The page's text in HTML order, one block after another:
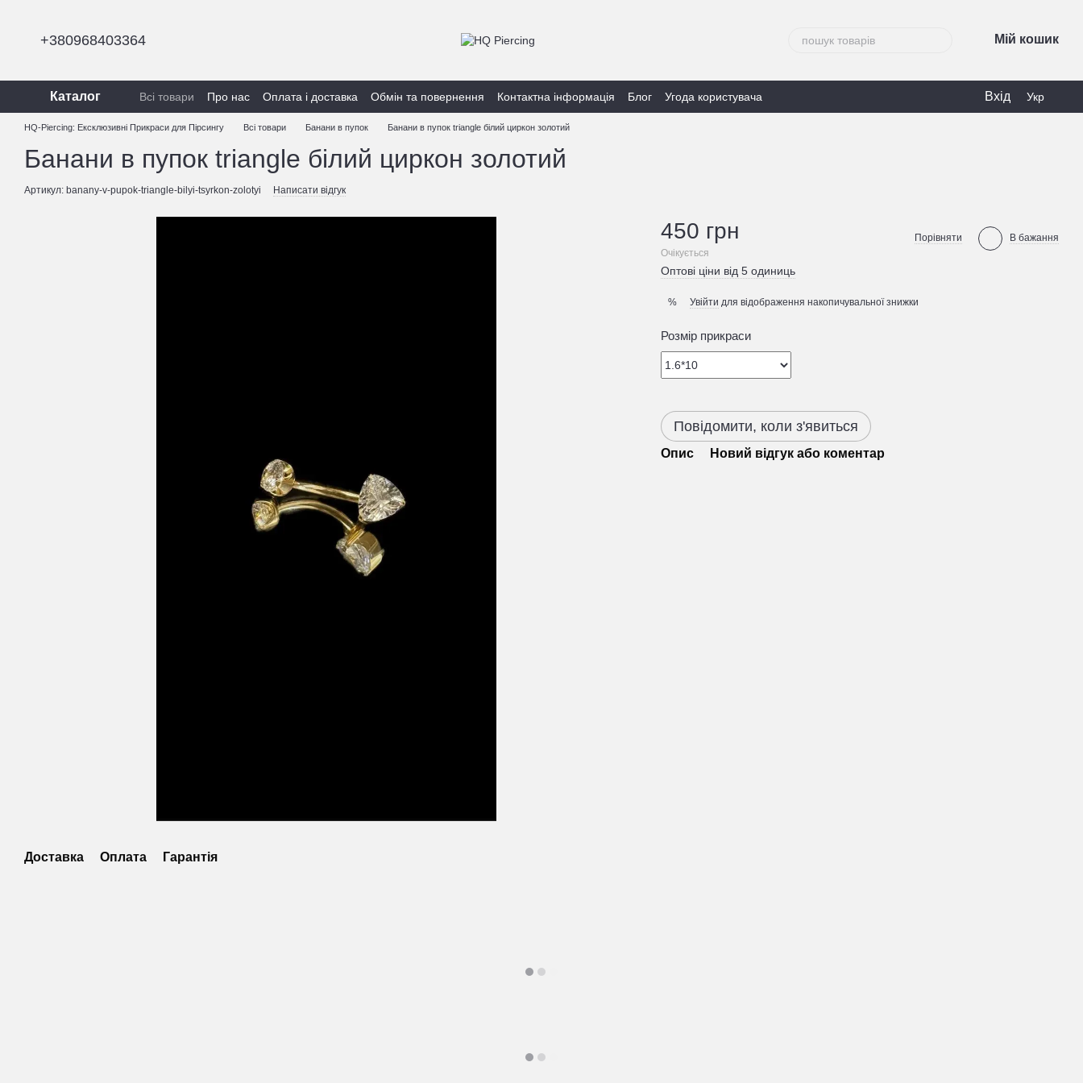
+380968403364 Мій кошик
Каталог Всі товари Про нас Оплата і доставка Обмін та повернення Контактна інформація Блог
Угода користувача
Політика конфіденційності
Вхід Укр
HQ-Piercing: Ексклюзивні Прикраси для Пірсингу Всі товари Банани в пупок Банани в пупок triangle білий циркон золотий
Банани в пупок triangle білий циркон золотий
Артикул: banany-v-pupok-triangle-bilyi-tsyrkon-zolotyi Написати відгук
Доставка Оплата Гарантія
450 грн
Очікується
Порівняти В бажання
Оптові ціни від 5 одиниць
% Увійти для відображення накопичувальної знижки
Розмір прикраси
Повідомити, коли з'явиться
Опис Новий відгук або коментар